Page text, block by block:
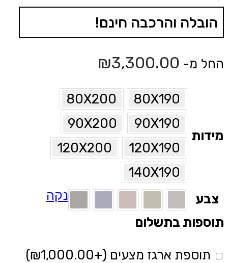
הובלה והרכבה חינם!
החל מ- ₪3,300.00
מידות
80X190
80X200
90X190
90X200
120X190
120X200
140X190
צבע
נקה
תוספות בתשלום
תוספת ארגז מצעים (+
₪1,000.00
)